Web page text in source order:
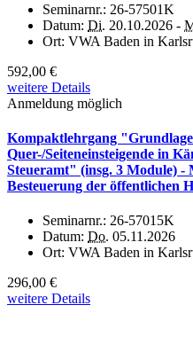
Seminarnr.: 26-57501K
Datum: Di. 20.10.2026 -
Ort: VWA Baden in
592,00 €
weitere Details
Anmeldung möglich
Kompaktlehrgang
Quer-/Seiteneinsteigende in
Steueramt" (insg. 3 Module) -
Besteuerung der öffentlichen
Seminarnr.: 26-57015K
Datum: Do. 05.11.2026
Ort: VWA Baden in
296,00 €
weitere Details